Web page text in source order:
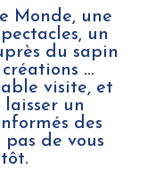
Monde, une
un
du sapin
…
visite, et
un
des
pas de vous